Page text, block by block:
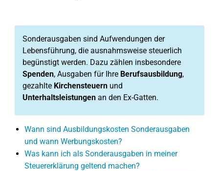
Sonderausgaben sind Aufwendungen der
Lebensführung, die ausnahmsweise steuerlich
begünstigt werden. Dazu zählen insbesondere
Spenden, Ausgaben für Ihre Berufsausbildung,
gezahlte Kirchensteuern und
Unterhaltsleistungen an den Ex-Gatten.
Wann sind Ausbildungskosten Sonderausgaben
und wann Werbungskosten?
Was kann ich als Sonderausgaben in meiner
Steuererklärung geltend machen?